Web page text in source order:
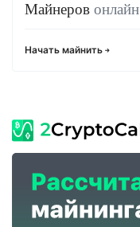
Майнеров онлайн
Начать майнить